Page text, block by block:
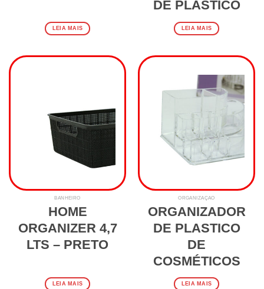
LEIA MAIS
DE PLÁSTICO
LEIA MAIS
BANHEIRO
HOME
ORGANIZER 4,7
LTS – PRETO
LEIA MAIS
ORGANIZAÇÃO
ORGANIZADOR
DE PLASTICO
DE
COSMÉTICOS
LEIA MAIS